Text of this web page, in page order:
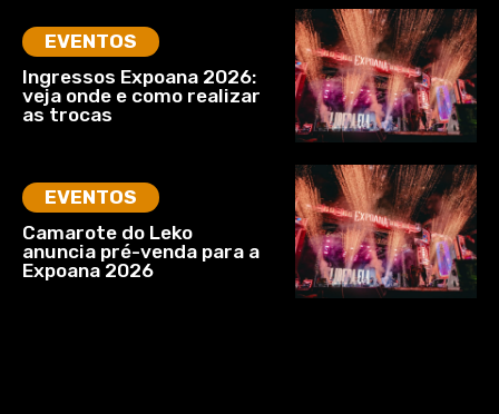
EVENTOS
Ingressos Expoana 2026:
veja onde e como realizar
as trocas
EVENTOS
Camarote do Leko
anuncia pré-venda para a
Expoana 2026